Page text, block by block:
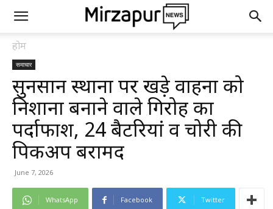
होम
समाचार
सुनसान स्थानों पर खड़े वाहनों को
निशाना बनाने वाले गिरोह का
पर्दाफाश, 24 बैटरियां व चोरी की
पिकअप बरामद
June 7, 2026
WhatsApp Facebook Twitter